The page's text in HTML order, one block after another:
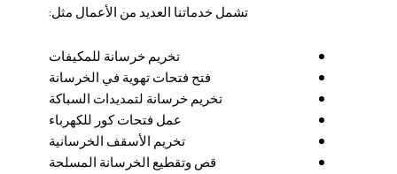
تشمل خدماتنا العديد من الأعمال مثل:
تخريم خرسانة للمكيفات
فتح فتحات تهوية في الخرسانة
تخريم خرسانة لتمديدات السباكة
عمل فتحات كور للكهرباء
تخريم الأسقف الخرسانية
قص وتقطيع الخرسانة المسلحة